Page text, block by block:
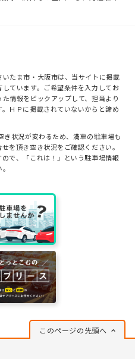
たま市・大阪市は、当サイトに掲載
ています。ご希望条件を入力してお
情報をピックアップして、担当より
ＨＰに掲載されていないからと諦め
状況が変わるため、満車の駐車場も
を頂き空き状況をご確認ください。
で、「これは！」という駐車場情報
このページの先頭へ